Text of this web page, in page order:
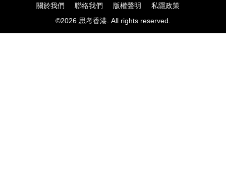
關於我們 聯絡我們 版權聲明
私隱政策
©2026 思考香港. All rights reserved.